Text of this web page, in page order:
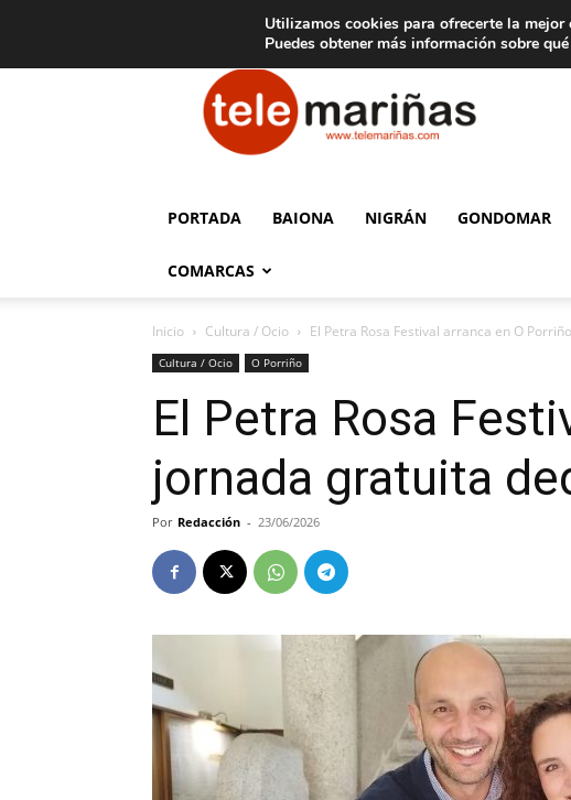
Aviso legal Tarifas de publicidad
Telemariñas
PORTADA BAIONA NIGRÁN GONDOMAR
COMARCAS
Inicio Cultura / Ocio El Petra Rosa Festival arranca en O
Cultura / Ocio O Porriño
El Petra Rosa
jornada gratuita
Por Redacción - 23/06/2026
Utilizamos cookies para ofrecerte la mejor
Puedes obtener más información sobre